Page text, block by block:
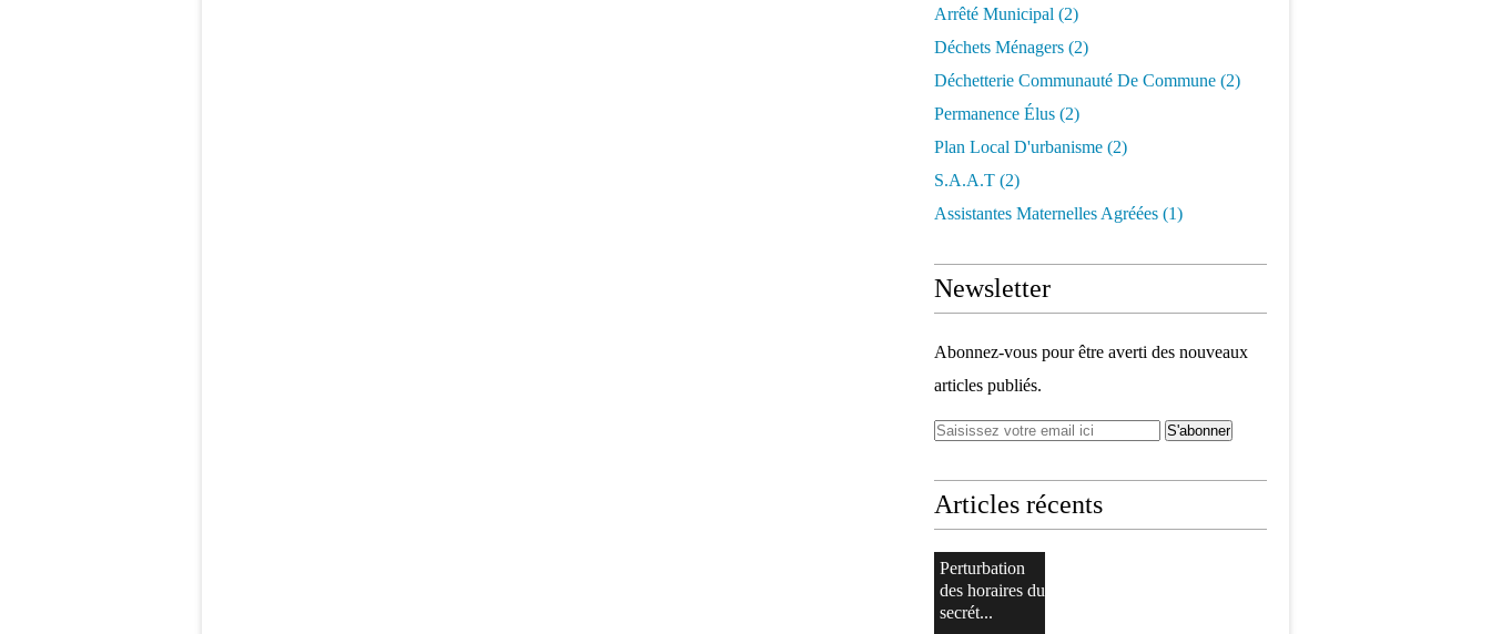
Arrêté Municipal (2)
Déchets Ménagers (2)
Déchetterie Communauté De Commune (2)
Permanence Élus (2)
Plan Local D'urbanisme (2)
S.a.a.t (2)
Assistantes Maternelles Agréées (1)
Newsletter
Abonnez-vous pour être averti des nouveaux
articles publiés.
Articles récents
Perturbation
des horaires du
secrét...